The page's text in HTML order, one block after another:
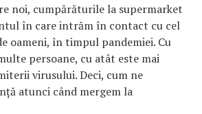
noi, cumpărăturile la supermarket
în care intrăm în contact cu cel
oameni, în timpul pandemiei. Cu
persoane, cu atât este mai
virusului. Deci, cum ne
atunci când mergem la